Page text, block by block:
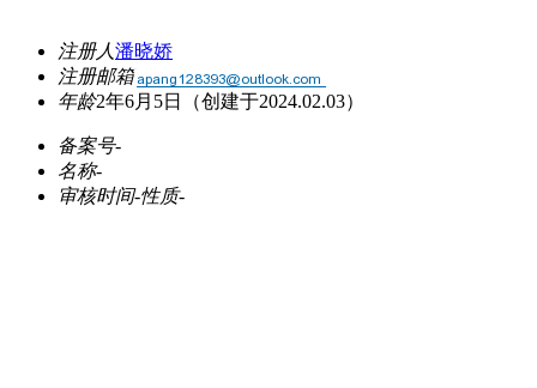
注册人潘晓娇
注册邮箱
年龄2年6月5日 （创建于2024.02.03）
备案号-
名称-
审核时间-性质-